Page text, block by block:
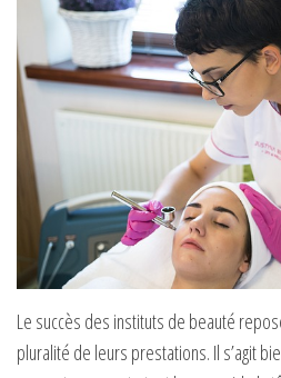
Le succès des instituts de beauté
pluralité de leurs prestations. Il s’agit